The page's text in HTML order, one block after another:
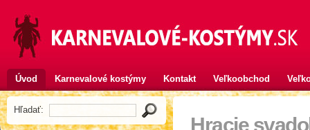
Úvod Karnevalové kostýmy Kontakt Veľkoobchod
Hľadať:
Hracie